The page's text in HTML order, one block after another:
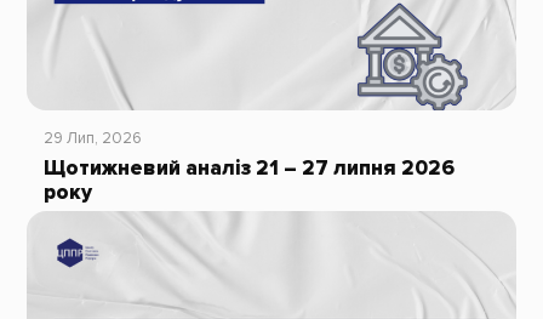
29 Лип, 2026
Щотижневий аналіз 21 – 27 липня 2026
року